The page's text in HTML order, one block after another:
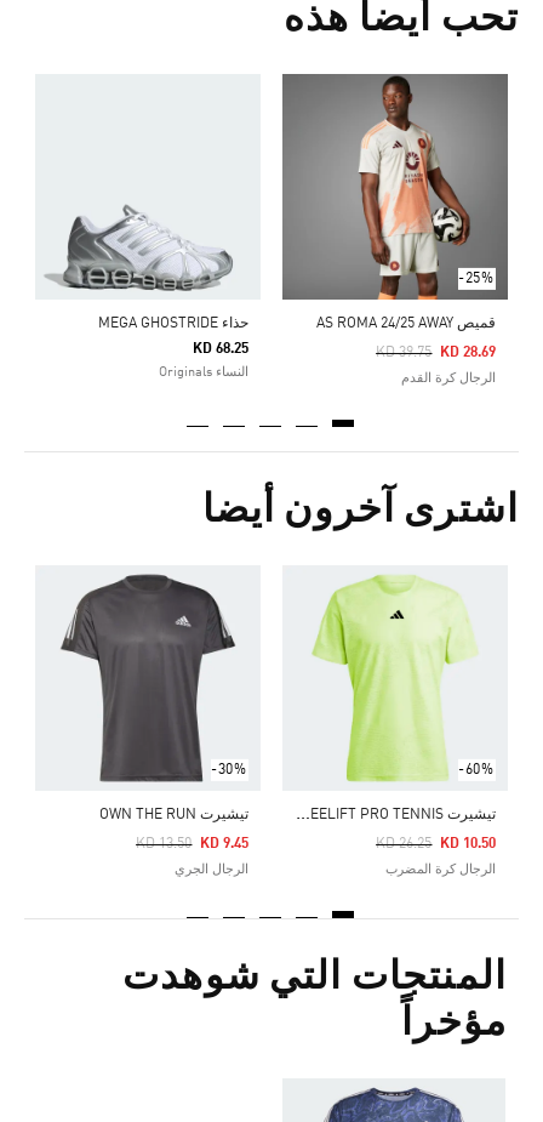
تحب أيضا هذه
-25%
قميص AS ROMA 24/25 AWAY
Price Reduced From
KD 39.75
To KD 28.69
الرجال كرة القدم
حذاء MEGA GHOSTRIDE
KD 68.25
النساء Originals
اشترى آخرون أيضا
-60%
ت
يشيرت AEROREADY FREELIFT PRO TENNIS
Price Reduced From
KD 26.25
To KD 10.50
الرجال كرة المضرب
-30%
تيشيرت OWN THE RUN
Price Reduced From
KD 13.50
To KD 9.45
الرجال الجري
Price Reduced From
المنتجات التي شوهدت
مؤخراً